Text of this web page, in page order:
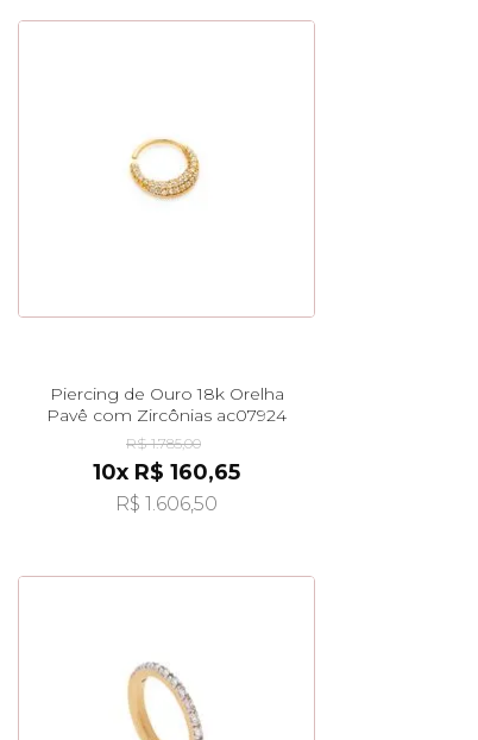
Piercing de Ouro 18k Orelha
Pavê com Zircônias ac07924
R$ 1.785,00
10x R$ 160,65
R$ 1.606,50